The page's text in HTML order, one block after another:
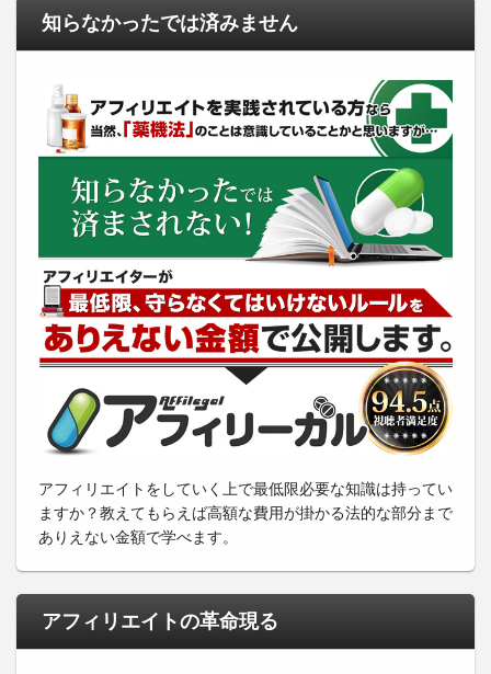
知らなかったでは済みません
アフィリエイトをしていく上で最低限必要な知識は持ってい
ますか？教えてもらえば高額な費用が掛かる法的な部分まで
ありえない金額で学べます。
アフィリエイトの革命現る